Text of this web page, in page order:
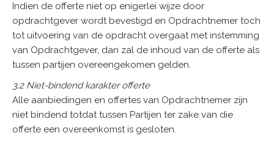
Indien de offerte niet op enigerlei wijze door
opdrachtgever wordt bevestigd en Opdrachtnemer toch
tot uitvoering van de opdracht overgaat met instemming
van Opdrachtgever, dan zal de inhoud van de offerte als
tussen partijen overeengekomen gelden.
3.2 Niet-bindend karakter offerte
Alle aanbiedingen en offertes van Opdrachtnemer zijn
niet bindend totdat tussen Partijen ter zake van die
offerte een overeenkomst is gesloten.